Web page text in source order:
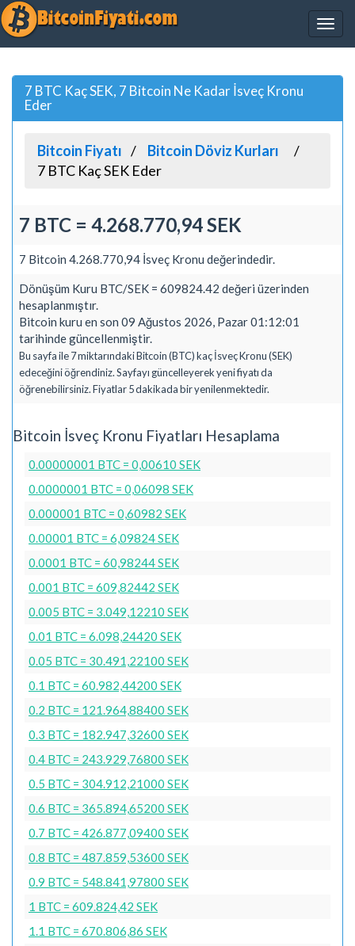
7 BTC Kaç SEK, 7 Bitcoin Ne Kadar İsveç Kronu
Eder
Bitcoin Fiyatı
Bitcoin Döviz Kurları
7 BTC Kaç SEK Eder
7 BTC = 4.268.770,94 SEK
7 Bitcoin 4.268.770,94 İsveç Kronu değerindedir.
Dönüşüm Kuru BTC/SEK = 609824.42 değeri üzerinden
hesaplanmıştır.
Bitcoin kuru en son 09 Ağustos 2026, Pazar 01:12:01
tarihinde güncellenmiştir.
Bu sayfa ile 7 miktarındaki Bitcoin (BTC) kaç İsveç Kronu (SEK)
edeceğini öğrendiniz. Sayfayı güncelleyerek yeni fiyatı da
öğrenebilirsiniz. Fiyatlar 5 dakikada bir yenilenmektedir.
Bitcoin İsveç Kronu Fiyatları Hesaplama
0.00000001 BTC = 0,00610 SEK
0.0000001 BTC = 0,06098 SEK
0.000001 BTC = 0,60982 SEK
0.00001 BTC = 6,09824 SEK
0.0001 BTC = 60,98244 SEK
0.001 BTC = 609,82442 SEK
0.005 BTC = 3.049,12210 SEK
0.01 BTC = 6.098,24420 SEK
0.05 BTC = 30.491,22100 SEK
0.1 BTC = 60.982,44200 SEK
0.2 BTC = 121.964,88400 SEK
0.3 BTC = 182.947,32600 SEK
0.4 BTC = 243.929,76800 SEK
0.5 BTC = 304.912,21000 SEK
0.6 BTC = 365.894,65200 SEK
0.7 BTC = 426.877,09400 SEK
0.8 BTC = 487.859,53600 SEK
0.9 BTC = 548.841,97800 SEK
1 BTC = 609.824,42 SEK
1.1 BTC = 670.806,86 SEK